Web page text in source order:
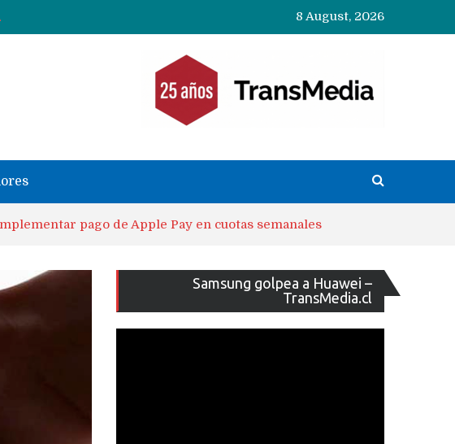
no mejorar ventas
8 August, 2026
pago de Apple Pay en cuotas semanales
Samsung golpea a Huawei –
TransMedia.cl
de
vídeo